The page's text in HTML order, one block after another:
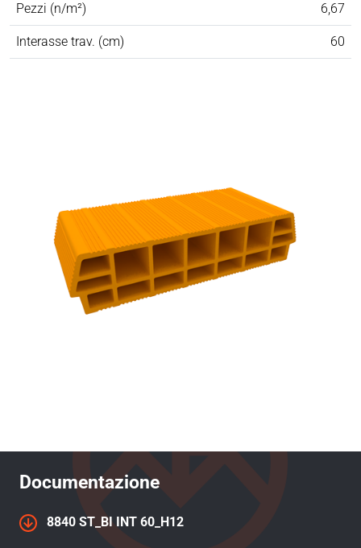
Pezzi (n/m²) 6,67
Interasse trav. (cm) 60
Documentazione
8840 ST_BI INT 60_H12